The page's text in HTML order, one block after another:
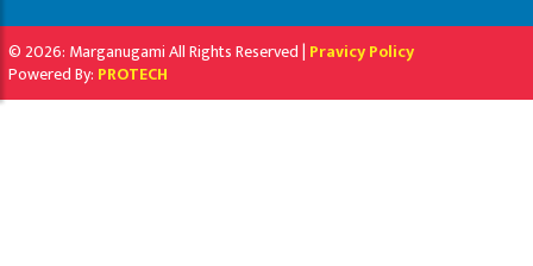
© 2026: Marganugami All Rights Reserved | Pravicy Policy
Powered By: PROTECH